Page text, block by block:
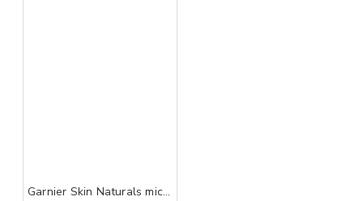
Garnier Skin Naturals micelarna voda za osetljivu kožu 400 ml